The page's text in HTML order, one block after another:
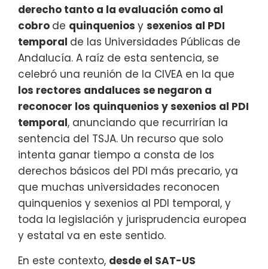
derecho tanto a la evaluación como al
cobro de quinquenios y sexenios al PDI
temporal de las Universidades Públicas de
Andalucía. A raíz de esta sentencia, se
celebró una reunión de la CIVEA en la que
los rectores andaluces se negaron a
reconocer los quinquenios y sexenios al PDI
temporal, anunciando que recurrirían la
sentencia del TSJA. Un recurso que solo
intenta ganar tiempo a consta de los
derechos básicos del PDI más precario, ya
que muchas universidades reconocen
quinquenios y sexenios al PDI temporal, y
toda la legislación y jurisprudencia europea
y estatal va en este sentido.
En este contexto, desde el SAT-US